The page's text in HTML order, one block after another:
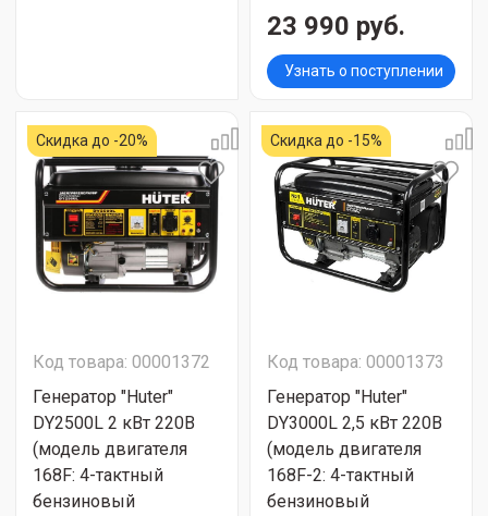
23 990 руб.
Узнать о поступлении
Скидка до -20%
Код товара: 00001372
Генератор "Huter"
DY2500L 2 кВт 220В
(модель двигателя
168F: 4-тактный
бензиновый
Скидка до -15%
Код товара: 00001373
Генератор "Huter"
DY3000L 2,5 кВт 220В
(модель двигателя
168F-2: 4-тактный
бензиновый